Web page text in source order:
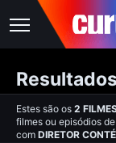
Estes são os 2
filmes ou episódios
com DIRETOR